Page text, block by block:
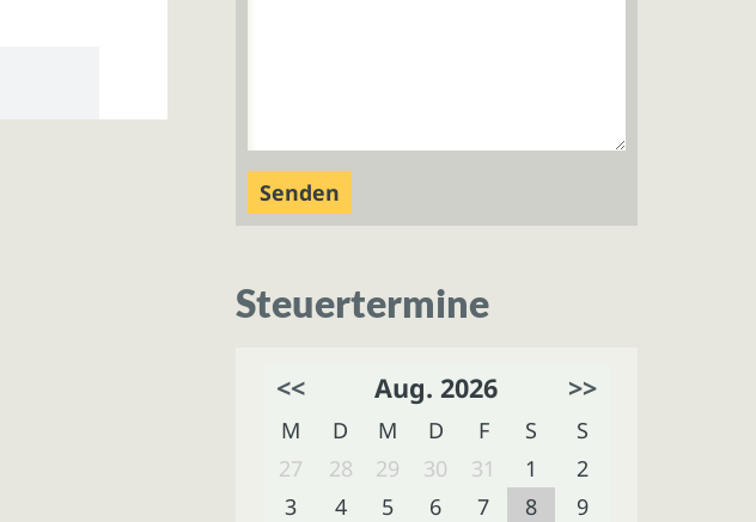
Steuertermine
<< Aug. 2026 >>
M D M D F S
S
27
28 29 30 31 1
2
3
4 5 6 7 8
9